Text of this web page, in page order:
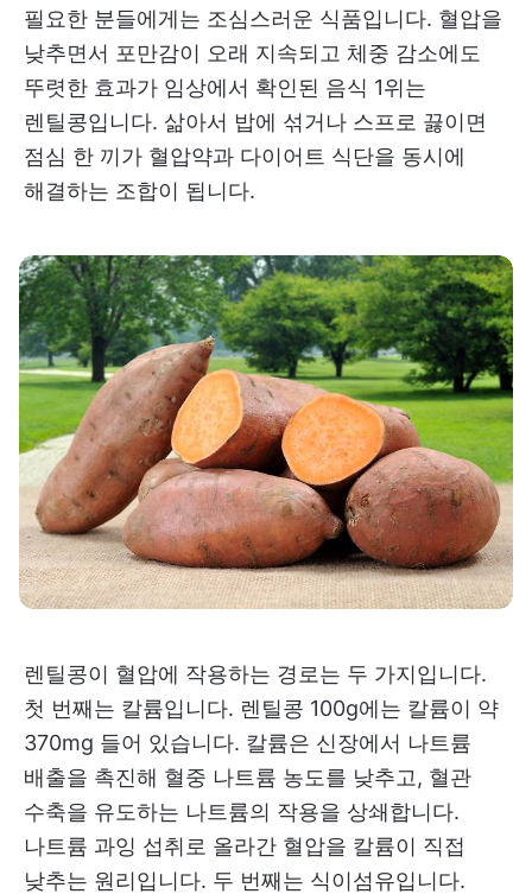
필요한 분들에게는 조심스러운 식품입니다. 혈압을
낮추면서 포만감이 오래 지속되고 체중 감소에도
뚜렷한 효과가 임상에서 확인된 음식 1위는
렌틸콩입니다. 삶아서 밥에 섞거나 스프로 끓이면
점심 한 끼가 혈압약과 다이어트 식단을 동시에
해결하는 조합이 됩니다.
렌틸콩이 혈압에 작용하는 경로는 두 가지입니다.
첫 번째는 칼륨입니다. 렌틸콩 100g에는 칼륨이 약
370mg 들어 있습니다. 칼륨은 신장에서 나트륨
배출을 촉진해 혈중 나트륨 농도를 낮추고, 혈관
수축을 유도하는 나트륨의 작용을 상쇄합니다.
나트륨 과잉 섭취로 올라간 혈압을 칼륨이 직접
낮추는 원리입니다. 두 번째는 식이섬유입니다.